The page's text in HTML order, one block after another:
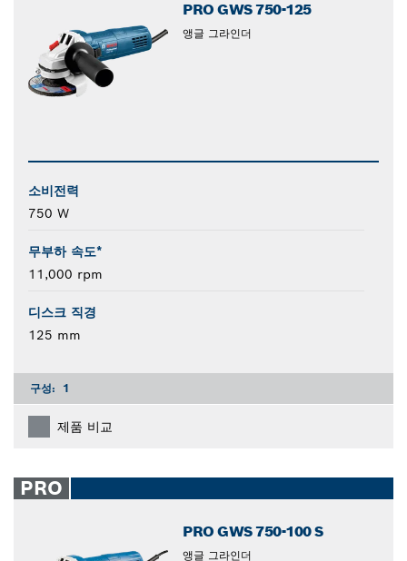
PRO GWS 750-125
앵글 그라인더
소비전력
750 W
무부하 속도*
11,000 rpm
디스크 직경
125 mm
구성: 1
제품 비교
PRO
PRO GWS 750-100 S
앵글 그라인더